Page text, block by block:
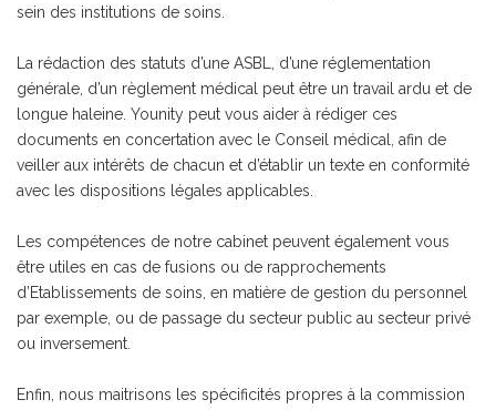
sein des institutions de soins.
La rédaction des statuts d’une ASBL, d’une réglementation
générale, d’un règlement médical peut être un travail ardu et de
longue haleine. Younity peut vous aider à rédiger ces
documents en concertation avec le Conseil médical, afin de
veiller aux intérêts de chacun et d’établir un texte en conformité
avec les dispositions légales applicables.
Les compétences de notre cabinet peuvent également vous
être utiles en cas de fusions ou de rapprochements
d’Etablissements de soins, en matière de gestion du personnel
par exemple, ou de passage du secteur public au secteur privé
ou inversement.
Enfin, nous maitrisons les spécificités propres à la commission